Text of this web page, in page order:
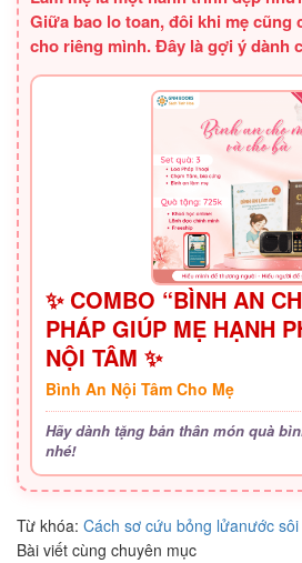
Giữa bao lo toan, đôi khi mẹ cũng
cho riêng mình. Đây là gợi ý dành
✨ COMBO “BÌNH AN
PHÁP GIÚP MẸ HẠNH
NỘI TÂM ✨
Bình An Nội Tâm Cho Mẹ
Hãy dành tặng bản thân món quà
nhé!
Từ khóa: Cách sơ cứu bỏng lửanước
Bài viết cùng chuyên mục